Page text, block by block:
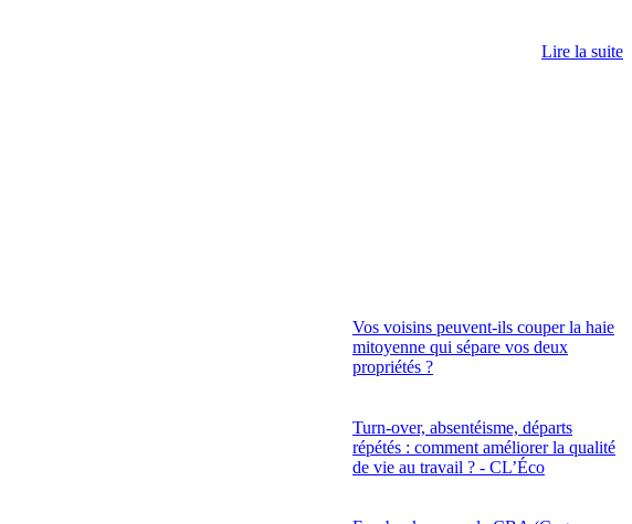
Lire la suite
Vos voisins peuvent-ils couper la haie
mitoyenne qui sépare vos deux
propriétés ?
Turn-over, absentéisme, départs
répétés : comment améliorer la qualité
de vie au travail ? - CL’Éco